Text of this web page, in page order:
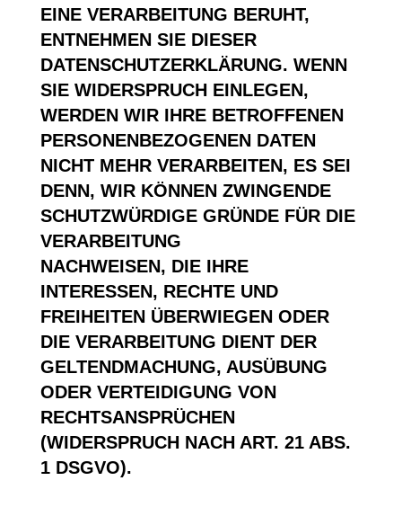
EINE VERARBEITUNG BERUHT,
ENTNEHMEN SIE DIESER
DATENSCHUTZERKLÄRUNG. WENN
SIE WIDERSPRUCH EINLEGEN,
WERDEN WIR IHRE BETROFFENEN
PERSONENBEZOGENEN DATEN
NICHT MEHR VERARBEITEN, ES SEI
DENN, WIR KÖNNEN ZWINGENDE
SCHUTZWÜRDIGE GRÜNDE FÜR DIE
VERARBEITUNG
NACHWEISEN, DIE IHRE
INTERESSEN, RECHTE UND
FREIHEITEN ÜBERWIEGEN ODER
DIE VERARBEITUNG DIENT DER
GELTENDMACHUNG, AUSÜBUNG
ODER VERTEIDIGUNG VON
RECHTSANSPRÜCHEN
(WIDERSPRUCH NACH ART. 21 ABS.
1 DSGVO).